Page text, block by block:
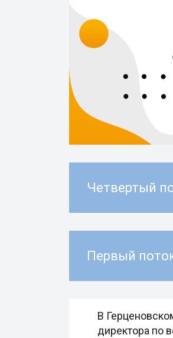
Четвертый
Первый
В
директора по